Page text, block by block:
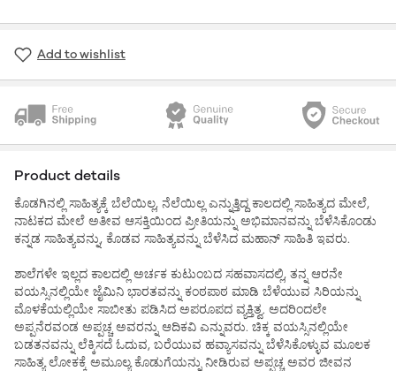
Add to wishlist
Product details
ಕೊಡಗಿನಲ್ಲಿ ಸಾಹಿತ್ಯಕ್ಕೆ ಬೆಲೆಯಿಲ್ಲ, ನೆಲೆಯಿಲ್ಲ ಎನ್ನುತ್ತಿದ್ದ ಕಾಲದಲ್ಲಿ ಸಾಹಿತ್ಯದ ಮೇಲೆ,
ನಾಟಕದ ಮೇಲೆ ಅತೀವ ಆಸಕ್ತಿಯಿಂದ ಪ್ರೀತಿಯನ್ನು ಅಭಿಮಾನವನ್ನು ಬೆಳೆಸಿಕೊಂಡು
ಕನ್ನಡ ಸಾಹಿತ್ಯವನ್ನು, ಕೊಡವ ಸಾಹಿತ್ಯವನ್ನು ಬೆಳೆಸಿದ ಮಹಾನ್ ಸಾಹಿತಿ ಇವರು.
ಶಾಲೆಗಳೇ ಇಲ್ಲದ ಕಾಲದಲ್ಲಿ ಅರ್ಚಕ ಕುಟುಂಬದ ಸಹವಾಸದಲ್ಲಿ, ತನ್ನ ಆರನೇ
ವಯಸ್ಸಿನಲ್ಲಿಯೇ ಜೈಮಿನಿ ಭಾರತವನ್ನು ಕಂಠಪಾಠ ಮಾಡಿ ಬೆಳೆಯುವ ಸಿರಿಯನ್ನು
ಮೊಳಕೆಯಲ್ಲಿಯೇ ಸಾಬೀತು ಪಡಿಸಿದ ಅಪರೂಪದ ವ್ಯಕ್ತಿತ್ವ. ಅದರಿಂದಲೇ
ಅಪ್ಪನೆರವಂಡ ಅಪ್ಪಚ್ಚ ಅವರನ್ನು ಆದಿಕವಿ ಎನ್ನುವರು. ಚಿಕ್ಕ ವಯಸ್ಸಿನಲ್ಲಿಯೇ
ಬಡತನವನ್ನು ಲೆಕ್ಕಿಸದೆ ಓದುವ, ಬರೆಯುವ ಹವ್ಯಾಸವನ್ನು ಬೆಳೆಸಿಕೊಳ್ಳುವ ಮೂಲಕ
ಸಾಹಿತ್ಯ ಲೋಕಕ್ಕೆ ಅಮೂಲ್ಯ ಕೊಡುಗೆಯನ್ನು ನೀಡಿರುವ ಅಪ್ಪಚ್ಚ ಅವರ ಜೀವನ